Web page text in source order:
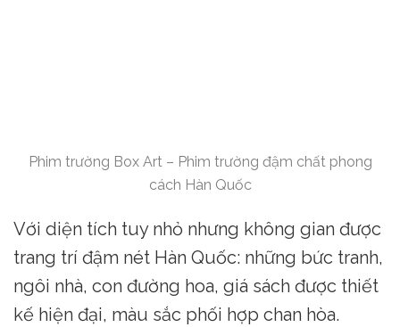
Phim trường Box Art – Phim trường đậm chất phong
cách Hàn Quốc
Với diện tích tuy nhỏ nhưng không gian được
trang trí đậm nét Hàn Quốc: những bức tranh,
ngôi nhà, con đường hoa, giá sách được thiết
kế hiện đại, màu sắc phối hợp chan hòa.